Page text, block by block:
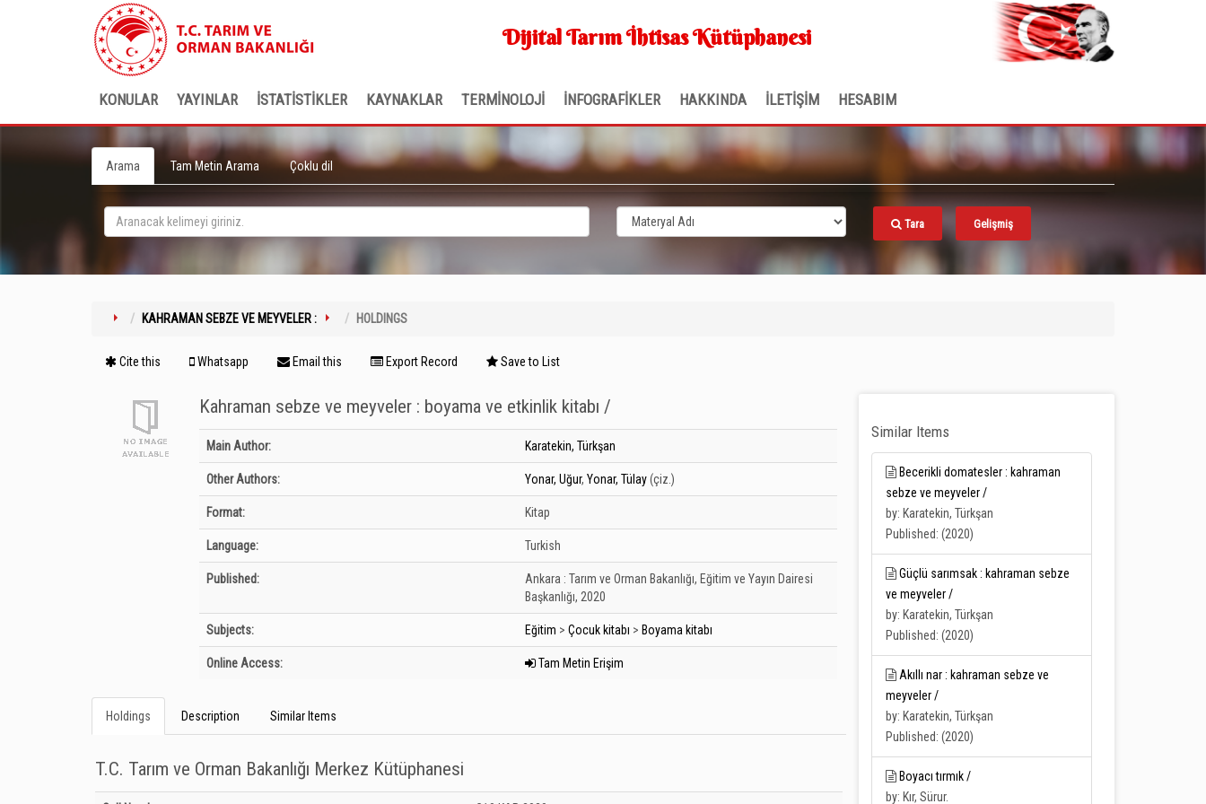
Dijital Tarım İhtisas Kütüphanesi
KONULAR YAYINLAR İSTATİSTİKLER KAYNAKLAR TERMİNOLOJİ İNFOGRAFİKLER HAKKINDA İLETİŞİM HESABIM
Arama Tam Metin Arama Çoklu dil
Tara Gelişmiş
KAHRAMAN SEBZE VE MEYVELER : HOLDINGS
Cite this Whatsapp Email this Export Record Save to List
Kahraman sebze ve meyveler : boyama ve etkinlik kitabı /
Bibliographic Details
Main Author: Karatekin, Türkşan
Other Authors: Yonar, Uğur, Yonar, Tülay(çiz.)
Format: Kitap
Language: Turkish
Published: Ankara : Tarım ve Orman Bakanlığı, Eğitim ve Yayın Dairesi
Başkanlığı, 2020
Subjects: Eğitim > Çocuk kitabı > Boyama kitabı
Online Access: Tam Metin Erişim
Holdings Description Similar Items
T.C. Tarım ve Orman Bakanlığı Merkez Kütüphanesi
Similar Items
Becerikli domatesler : kahraman
sebze ve meyveler /
by: Karatekin, Türkşan
Published: (2020)
Güçlü sarımsak : kahraman sebze
ve meyveler /
by: Karatekin, Türkşan
Published: (2020)
Akıllı nar : kahraman sebze ve
meyveler /
by: Karatekin, Türkşan
Published: (2020)
Boyacı tırmık /
by: Kır, Sürur.